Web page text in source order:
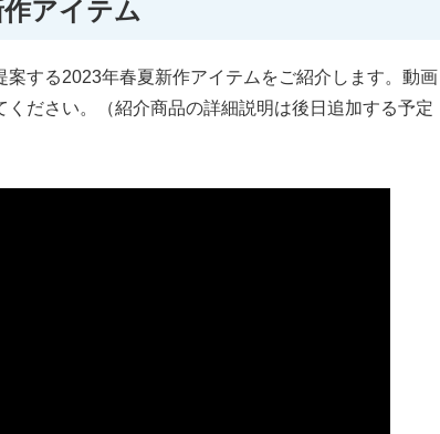
アイテム
案する2023年春夏新作アイテムをご紹介します。動画
ださい。（紹介商品の詳細説明は後日追加する予定